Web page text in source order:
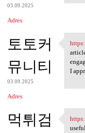
03.09.2025
Adres
토토커
뮤니티
03.09.2025
Adres
I
먹튀검